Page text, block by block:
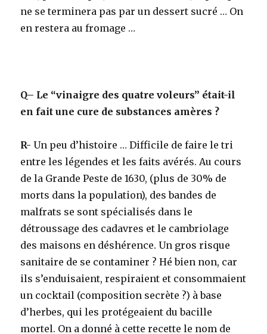
ne se terminera pas par un dessert sucré … On
en restera au fromage …
Q– Le “vinaigre des quatre voleurs” était-il
en fait une cure de substances amères ?
R-Un peu d’histoire … Difficile de faire le tri
entre les légendes et les faits avérés. Au cours
de la Grande Peste de 1630, (plus de 30% de
morts dans la population), des bandes de
malfrats se sont spécialisés dans le
détroussage des cadavres et le cambriolage
des maisons en déshérence. Un gros risque
sanitaire de se contaminer ? Hé bien non, car
ils s’enduisaient, respiraient et consommaient
un cocktail (composition secrète ?) à base
d’herbes, qui les protégeaient du bacille
mortel. On a donné à cette recette le nom de